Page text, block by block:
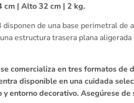
cm | Alto 32 cm | 2 kg.
disponen de una base perimetral de
estructura trasera plana
comercializa en tres formatos de
disponible en una cuidada
entorno decorativo. Asegúrese